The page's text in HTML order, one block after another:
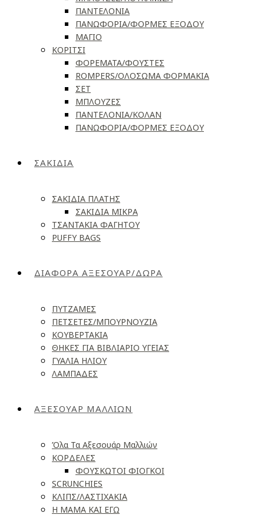
ΠΑΝΤΕΛΟΝΙΑ
ΠΑΝΩΦΟΡΙΑ/ΦΟΡΜΕΣ ΕΞΟΔΟΥ
ΜΑΓΙΟ
ΚΟΡΙΤΣΙ
ΦΟΡΕΜΑΤΑ/ΦΟΥΣΤΕΣ
ROMPERS/ΟΛΟΣΩΜΑ ΦΟΡΜΑΚΙΑ
ΣΕΤ
ΜΠΛΟΥΖΕΣ
ΠΑΝΤΕΛΟΝΙΑ/ΚΟΛΑΝ
ΠΑΝΩΦΟΡΙΑ/ΦΟΡΜΕΣ ΕΞΟΔΟΥ
ΣΑΚΙΔΙΑ
ΣΑΚΙΔΙΑ ΠΛΑΤΗΣ
ΣΑΚΙΔΙΑ ΜΙΚΡΑ
ΤΣΑΝΤΑΚΙΑ ΦΑΓΗΤΟΥ
PUFFY BAGS
ΔΙΑΦΟΡΑ ΑΞΕΣΟΥΑΡ/ΔΩΡΑ
ΠΥΤΖΑΜΕΣ
ΠΕΤΣΕΤΕΣ/ΜΠΟΥΡΝΟΥΖΙΑ
ΚΟΥΒΕΡΤΑΚΙΑ
ΘΗΚΕΣ ΓΙΑ ΒΙΒΛΙΑΡΙΟ ΥΓΕΙΑΣ
ΓΥΑΛΙΑ ΗΛΙΟΥ
ΛΑΜΠΑΔΕΣ
ΑΞΕΣΟΥΑΡ ΜΑΛΛΙΩΝ
Όλα Τα Αξεσουάρ Μαλλιών
ΚΟΡΔΕΛΕΣ
ΦΟΥΣΚΩΤΟΙ ΦΙΟΓΚΟΙ
SCRUNCHIES
ΚΛΙΠΣ/ΛΑΣΤΙΧΑΚΙΑ
Η ΜΑΜΑ ΚΑΙ ΕΓΩ